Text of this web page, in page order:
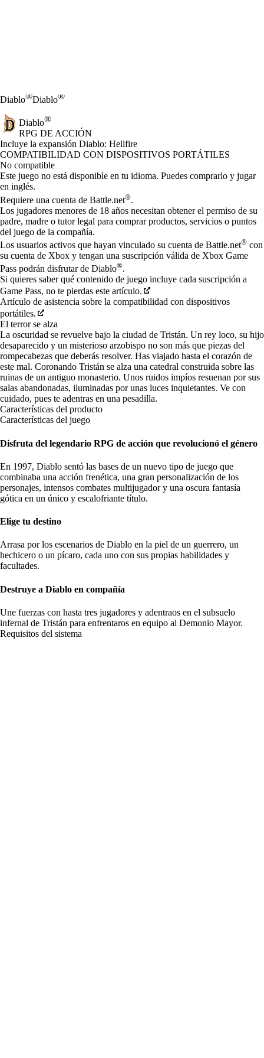
Diablo®Diablo®
Diablo®
RPG DE ACCIÓN
Product Notification
Incluye la expansión Diablo: Hellfire
Precio
Available actions
COMPATIBILIDAD CON DISPOSITIVOS PORTÁTILES
No compatible
Este juego no está disponible en tu idioma. Puedes comprarlo y jugar
en inglés.
Requiere una cuenta de Battle.net®.
Los jugadores menores de 18 años necesitan obtener el permiso de su
padre, madre o tutor legal para comprar productos, servicios o puntos
del juego de la compañía.
Los usuarios activos que hayan vinculado su cuenta de Battle.net® con
su cuenta de Xbox y tengan una suscripción válida de Xbox Game
Pass podrán disfrutar de Diablo®.
Si quieres saber qué contenido de juego incluye cada suscripción a
Game Pass, no te pierdas este artículo.
Artículo de asistencia sobre la compatibilidad con dispositivos
portátiles.
El terror se alza
La oscuridad se revuelve bajo la ciudad de Tristán. Un rey loco, su hijo
desaparecido y un misterioso arzobispo no son más que piezas del
rompecabezas que deberás resolver. Has viajado hasta el corazón de
este mal. Coronando Tristán se alza una catedral construida sobre las
ruinas de un antiguo monasterio. Unos ruidos impíos resuenan por sus
salas abandonadas, iluminadas por unas luces inquietantes. Ve con
cuidado, pues te adentras en una pesadilla.
Características del producto
Características del juego
Disfruta del legendario RPG de acción que revolucionó el género
En 1997, Diablo sentó las bases de un nuevo tipo de juego que
combinaba una acción frenética, una gran personalización de los
personajes, intensos combates multijugador y una oscura fantasía
gótica en un único y escalofriante título.
Elige tu destino
Arrasa por los escenarios de Diablo en la piel de un guerrero, un
hechicero o un pícaro, cada uno con sus propias habilidades y
facultades.
Destruye a Diablo en compañía
Une fuerzas con hasta tres jugadores y adentraos en el subsuelo
infernal de Tristán para enfrentaros en equipo al Demonio Mayor.
Requisitos del sistema